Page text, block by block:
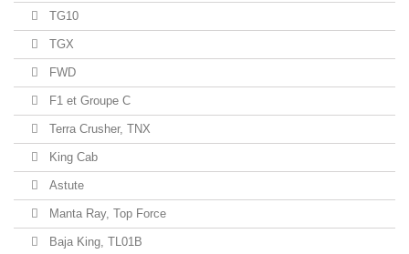
TG10
TGX
FWD
F1 et Groupe C
Terra Crusher, TNX
King Cab
Astute
Manta Ray, Top Force
Baja King, TL01B